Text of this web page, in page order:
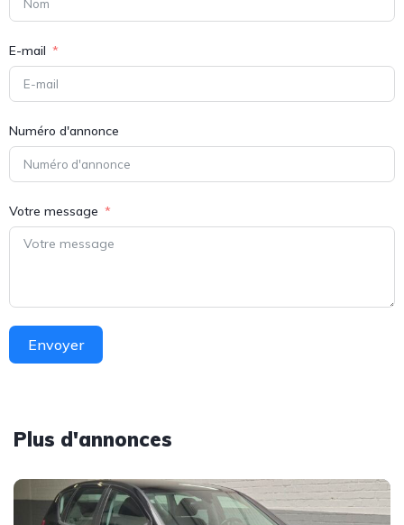
E-mail
Numéro d'annonce
Votre message
Envoyer
Plus d'annonces